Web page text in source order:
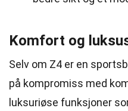
Komfort og
Selv om Z4 er en
på kompromiss med
luksuriøse funksjoner